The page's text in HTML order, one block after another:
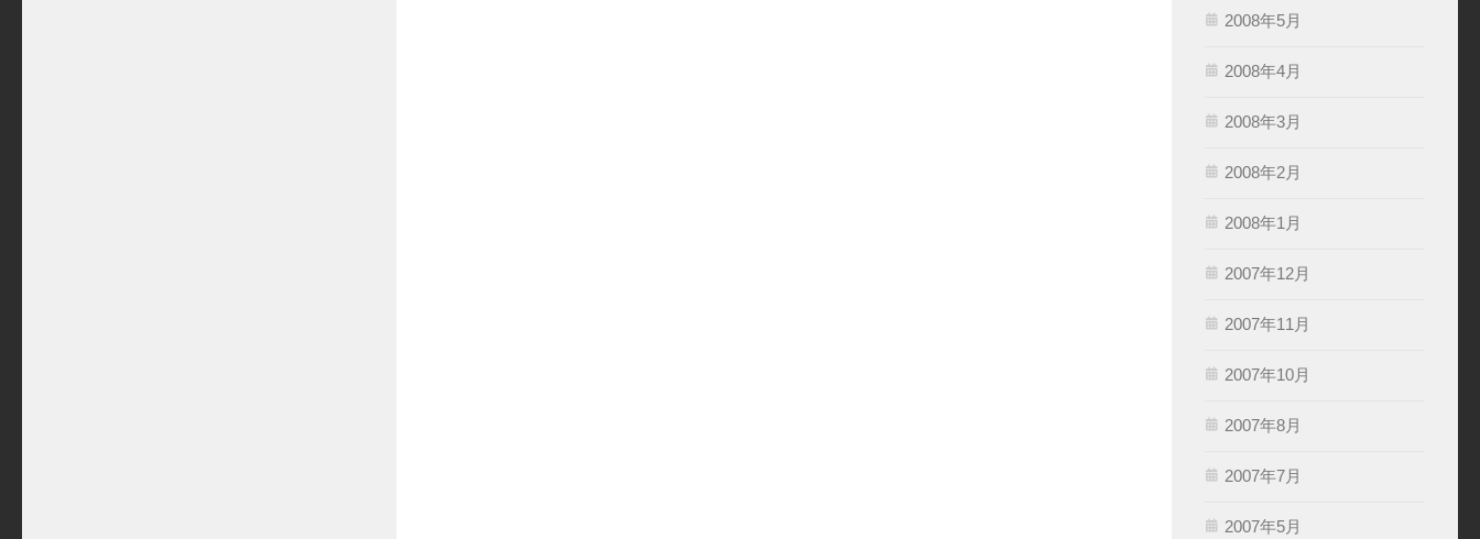
2008年5月
2008年4月
2008年3月
2008年2月
2008年1月
2007年12月
2007年11月
2007年10月
2007年8月
2007年7月
2007年5月